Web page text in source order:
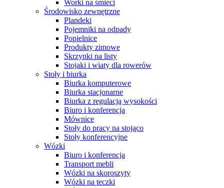
Worki na śmieci
Środowisko zewnętrzne
Plandeki
Pojemniki na odpady
Popielnice
Produkty zimowe
Skrzynki na listy
Stojaki i wiaty dla rowerów
Stoły i biurka
Biurka komputerowe
Biurka stacjonarne
Biurka z regulacją wysokości
Biuro i konferencja
Mównice
Stoły do pracy na stojąco
Stoły konferencyjne
Wózki
Biuro i konferencja
Transport mebli
Wózki na skoroszyty
Wózki na teczki